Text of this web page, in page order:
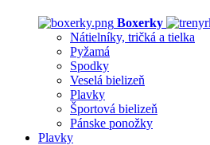
Boxerky
Nátielníky, tričká a tielka
Pyžamá
Spodky
Veselá bielizeň
Plavky
Športová bielizeň
Pánske ponožky
Plavky